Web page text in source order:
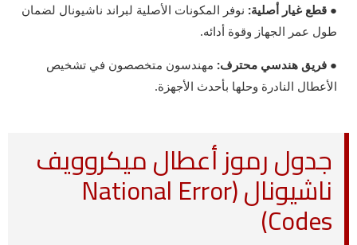
● قطع غيار أصلية: نوفر المكونات الأصلية لبراند ناشيونال لضمان
طول عمر الجهاز وقوة أدائه.
● فريق هندسي محترف: مهندسون متخصصون في تشخيص
الأعطال النادرة وحلها بأحدث الأجهزة.
جدول رموز أعطال ميكروويف
ناشيونال (National Error
Codes)